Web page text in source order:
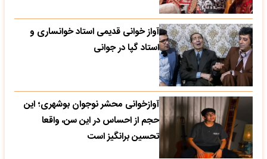
آواز خوانی قدیمی استاد خوانساری و
استاد گپا در جوانی
آوازخوانی محشر نوجوان بوشهری؛ این
حجم از احساس در این سن، واقعا
تحسین‌ برانگیز است